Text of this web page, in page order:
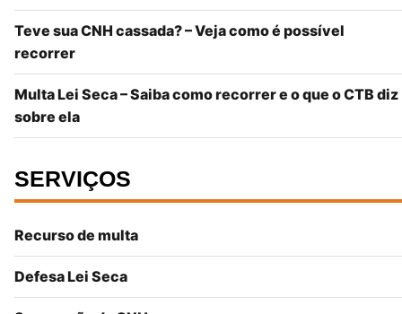
Teve sua CNH cassada? – Veja como é possível
recorrer
Multa Lei Seca – Saiba como recorrer e o que o CTB diz
sobre ela
SERVIÇOS
Recurso de multa
Defesa Lei Seca